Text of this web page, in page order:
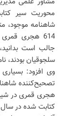
محوریت سیر
شاهنامه موجود،
614 هجری
جالب است
سلجوقیان بودند،
وی افزود:
تصحیح‌کننده
هجری قمری در